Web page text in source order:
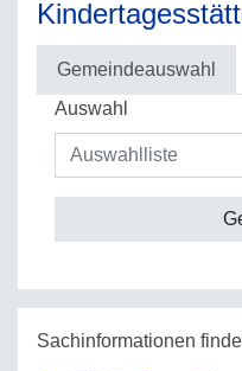
Gemeindeauswahl
Auswahl
Sachinformationen